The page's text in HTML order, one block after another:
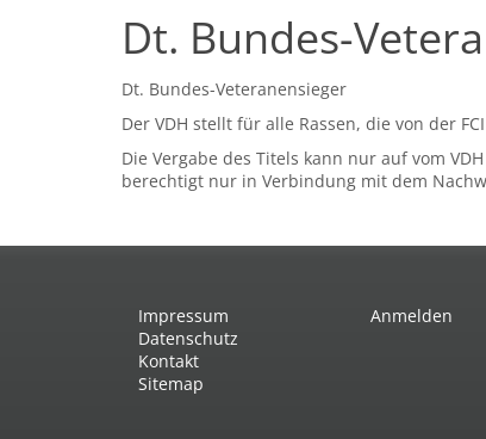
Dt. Bundes-
Dt. Bundes-Veteranensieger
Der VDH stellt für alle Rassen, die von der
Die Vergabe des Titels kann nur auf vom
berechtigt nur in Verbindung mit dem
Impressum
Datenschutz
Kontakt
Sitemap
Anmelden